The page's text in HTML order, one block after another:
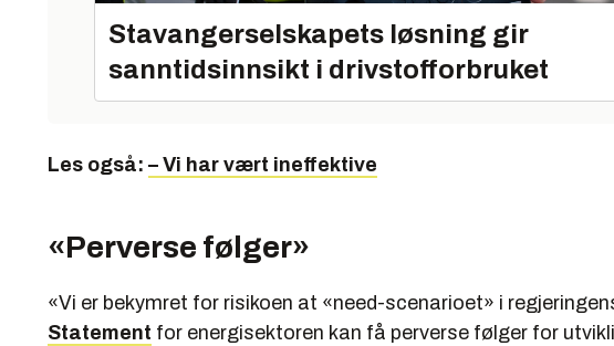
Stavangerselskapets løsning gir
sanntidsinnsikt i drivstofforbruket
Les også: – Vi har vært ineffektive
«Perverse følger»
«Vi er bekymret for risikoen at «need-scenarioet» i
Statement for energisektoren kan få perverse følger for